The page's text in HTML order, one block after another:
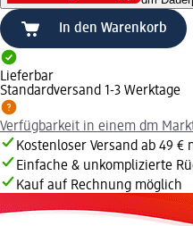
In den Warenkorb
Lieferbar
Standardversand 1-3 Werktage
Verfügbarkeit in einem dm
Kostenloser Versand ab 49 €
Einfache & unkomplizierte
Kauf auf Rechnung möglich